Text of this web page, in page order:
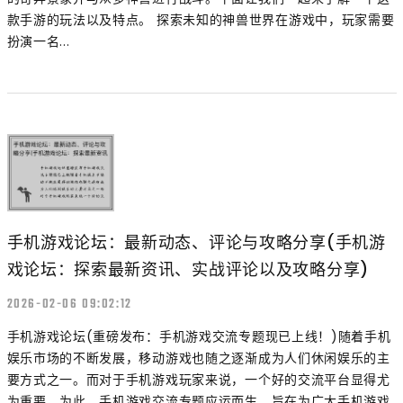
款手游的玩法以及特点。 探索未知的神兽世界在游戏中，玩家需要
扮演一名...
手机游戏论坛：最新动态、评论与攻略分享(手机游
戏论坛：探索最新资讯、实战评论以及攻略分享)
2026-02-06 09:02:12
手机游戏论坛(重磅发布：手机游戏交流专题现已上线！)随着手机
娱乐市场的不断发展，移动游戏也随之逐渐成为人们休闲娱乐的主
要方式之一。而对于手机游戏玩家来说，一个好的交流平台显得尤